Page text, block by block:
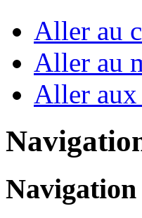
Aller au
Aller au
Aller
Navigation